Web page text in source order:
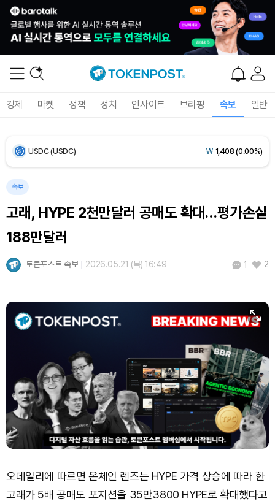
경제 마켓 정책 정치 인사이트 브리핑 속보 일반
Bitcoin (BTC) ₩91,386,857(+0.97%)
Ethereum (ETH) ₩2,694,990(+0.63%)
831,725(-0.36%)
USDC (USDC) ₩ 1,408 (0.00%)
Solana (SOL) ₩103,774(+1.51%)
TRON (TRX)
Hyperliquid (HYPE) 76,205(-2.81%)
Dogecoin (DOGE) ₩98.29(+0.80%)
Bitcoin (BTC) ₩91,386,857(+0.97%)
속보
고래, HYPE 2천만달러 공매도 확대…평가손실
188만달러
토큰포스트 속보 2026.05.21 (목) 16:49 1 2
오데일리에 따르면 온체인 렌즈는 HYPE 가격 상승에 따라 한
고래가 5배 공매도 포지션을 35만3800 HYPE로 확대했다고